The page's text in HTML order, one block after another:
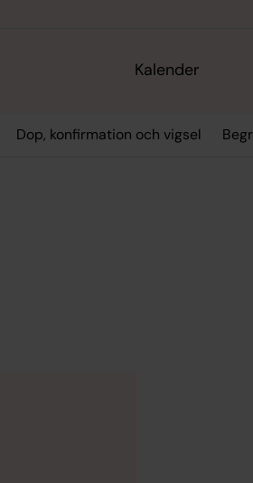
Kalender
Dop, konfirmation och vigsel